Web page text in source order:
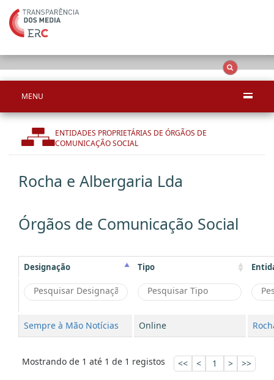
MENU
ENTIDADES PROPRIETÁRIAS DE ÓRGÃOS DE
COMUNICAÇÃO SOCIAL
Rocha e Albergaria Lda
Órgãos de Comunicação Social
Designação Tipo
Sempre à Mão Notícias Online
Mostrando de 1 até 1 de 1 registos << < 1 > >>